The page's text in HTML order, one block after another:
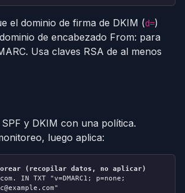
el dominio de firma de DKIM (d=)
de encabezado From: para
Usa claves RSA de al menos
y DKIM con una política.
luego aplica:
(recopilar datos, no aplicar)
IN TXT "v=DMARC1; p=none;